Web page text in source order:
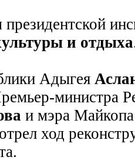
и отдыха
Адыгея
министра
и мэра
ход